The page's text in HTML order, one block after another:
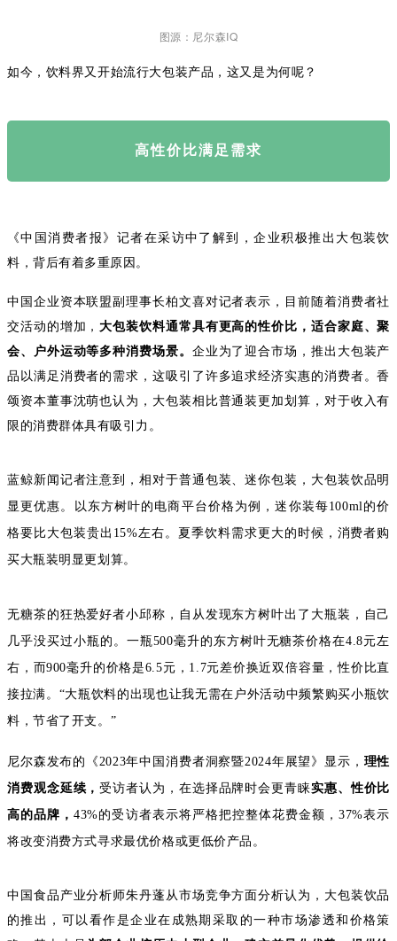
图源：尼尔森IQ
如今，饮料界又开始流行大包装产品，这又是为何呢？
高性价比满足需求
《中国消费者报》记者在采访中了解到，企业积极推出大包装饮
料，背后有着多重原因。
中国企业资本联盟副理事长柏文喜对记者表示，目前随着消费者社
交活动的增加，大包装饮料通常具有更高的性价比，适合家庭、聚
会、户外运动等多种消费场景。 企业为了迎合市场，推出大包装产
品以满足消费者的需求，这吸引了许多追求经济实惠的消费者。香
颂资本董事沈萌也认为，大包装相比普通装更加划算，对于收入有
限的消费群体具有吸引力。
蓝鲸新闻记者注意到，相对于普通包装、迷你包装，大包装饮品明
显更优惠。以东方树叶的电商平台价格为例，迷你装每100ml的价
格要比大包装贵出15%左右。夏季饮料需求更大的时候，消费者购
买大瓶装明显更划算。
无糖茶的狂热爱好者小邱称，自从发现东方树叶出了大瓶装，自己
几乎没买过小瓶的。一瓶500毫升的东方树叶无糖茶价格在4.8元左
右，而900毫升的价格是6.5元，1.7元差价换近双倍容量，性价比直
接拉满。“大瓶饮料的出现也让我无需在户外活动中频繁购买小瓶饮
料，节省了开支。”
尼尔森发布的《2023年中国消费者洞察暨2024年展望》显示， 理性
消费观念延续，受访者认为，在选择品牌时会更青睐实惠、性价比
高的品牌，43%的受访者表示将严格把控整体花费金额，37%表示
将改变消费方式寻求最优价格或更低价产品。
中国食品产业分析师朱丹蓬从市场竞争方面分析认为，大包装饮品
的推出，可以看作是企业在成熟期采取的一种市场渗透和价格策